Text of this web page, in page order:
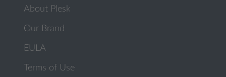
About Plesk
Our Brand
EULA
Terms of Use